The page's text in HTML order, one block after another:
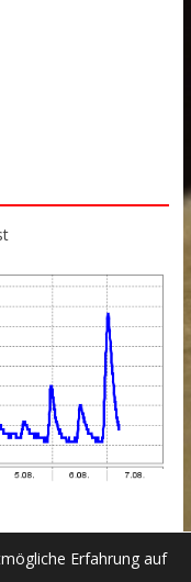
Erfahrung auf